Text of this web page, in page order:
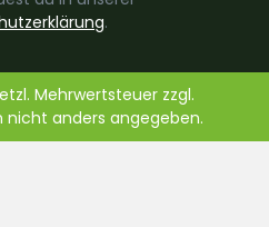
.
Mehrwertsteuer zzgl.
nicht anders angegeben.